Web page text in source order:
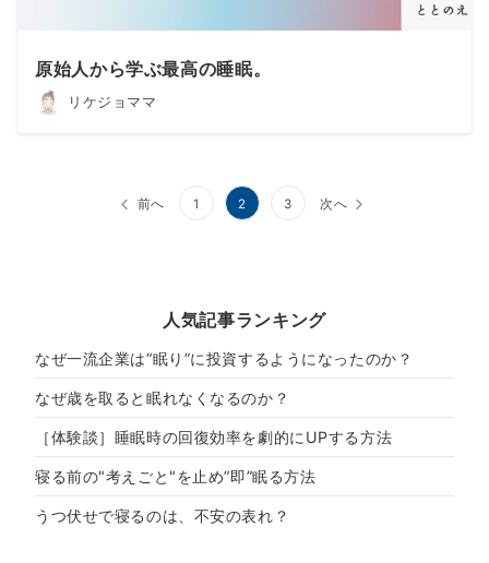
原始人から学ぶ最高の睡眠。
リケジョママ
ー
ジ
送
り
前へ 1 2 3 次へ
人気記事ランキング
なぜ一流企業は“眠り”に投資するようになったのか？
なぜ歳を取ると眠れなくなるのか？
［体験談］睡眠時の回復効率を劇的にUPする方法
寝る前の"考えごと"を止め”即”眠る方法
うつ伏せで寝るのは、不安の表れ？